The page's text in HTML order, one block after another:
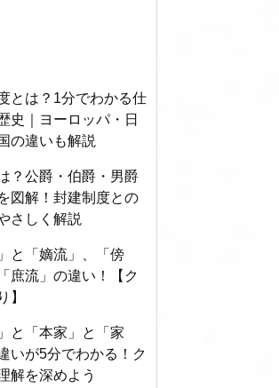
とは？1分でわかる仕
史｜ヨーロッパ・日
の違いも解説
？公爵・伯爵・男爵
図解！封建制度との
さしく解説
と「嫡流」、「傍
庶流」の違い！【ク
】
と「本家」と「家
いが5分でわかる！ク
解を深めよう